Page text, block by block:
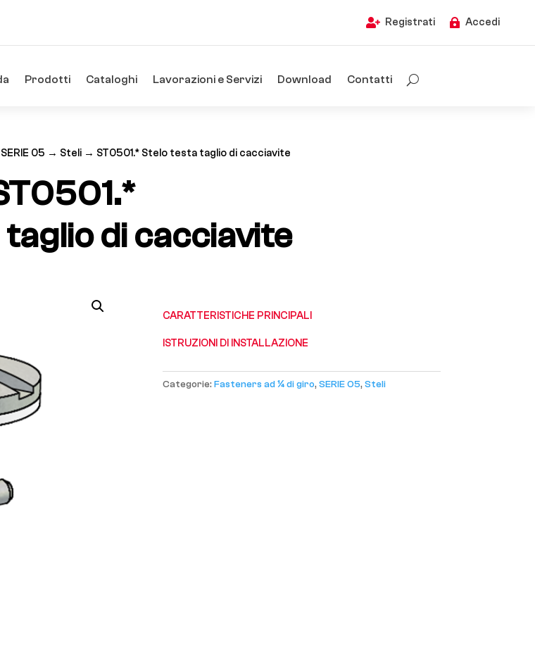
 Registrati  Accedi
Prodotti Cataloghi Lavorazioni e Servizi Download Contatti
SERIE 05 → Steli → ST0501.* Stelo testa taglio di cacciavite
di cacciavite
CARATTERISTICHE PRINCIPALI
ISTRUZIONI DI INSTALLAZIONE
Categorie: Fasteners ad ¼ di giro, SERIE 05, Steli